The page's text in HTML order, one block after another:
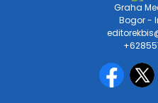
Graha
Bogor -